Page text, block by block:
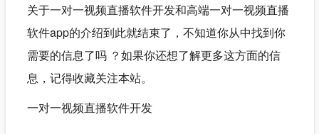
关于一对一视频直播软件开发和高端一对一视频直播
软件app的介绍到此就结束了，不知道你从中找到你
需要的信息了吗 ？如果你还想了解更多这方面的信
息，记得收藏关注本站。
一对一视频直播软件开发